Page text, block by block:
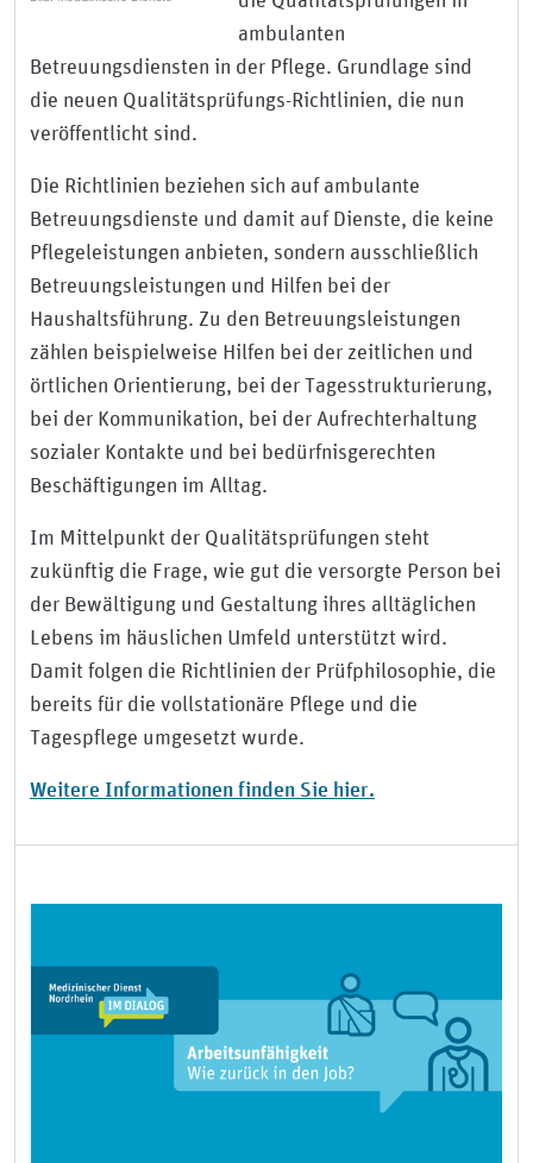
ambulanten
Betreuungsdiensten in der Pflege. Grundlage sind
die neuen Qualitätsprüfungs-Richtlinien, die nun
veröffentlicht sind.
Die Richtlinien beziehen sich auf ambulante
Betreuungsdienste und damit auf Dienste, die keine
Pflegeleistungen anbieten, sondern ausschließlich
Betreuungsleistungen und Hilfen bei der
Haushaltsführung. Zu den Betreuungsleistungen
zählen beispielweise Hilfen bei der zeitlichen und
örtlichen Orientierung, bei der Tagesstrukturierung,
bei der Kommunikation, bei der Aufrechterhaltung
sozialer Kontakte und bei bedürfnisgerechten
Beschäftigungen im Alltag.
Im Mittelpunkt der Qualitätsprüfungen steht
zukünftig die Frage, wie gut die versorgte Person bei
der Bewältigung und Gestaltung ihres alltäglichen
Lebens im häuslichen Umfeld unterstützt wird.
Damit folgen die Richtlinien der Prüfphilosophie, die
bereits für die vollstationäre Pflege und die
Tagespflege umgesetzt wurde.
Weitere Informationen finden Sie hier.